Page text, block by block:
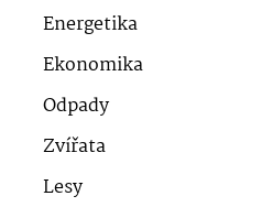
Energetika
Ekonomika
Odpady
Zvířata
Lesy